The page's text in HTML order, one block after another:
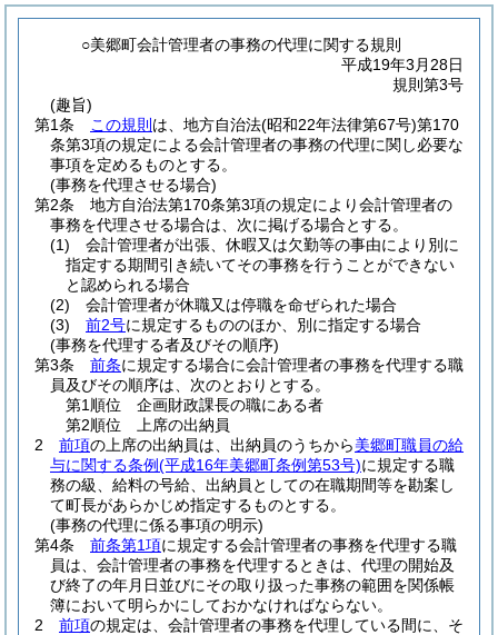
○美郷町会計管理者の事務の代理に関する規則
平成19年3月28日
規則第3号
(趣旨)
第1条
この規則 は、地方自治法(昭和22年法律第67号)第170
条第3項の規定による会計管理者の事務の代理に関し必要な
事項を定めるものとする。
(事務を代理させる場合)
第2条
地方自治法第170条第3項の規定により会計管理者の
事務を代理させる場合は、次に掲げる場合とする。
(1)
会計管理者が出張、休暇又は欠勤等の事由により別に
指定する期間引き続いてその事務を行うことができない
と認められる場合
(2)
会計管理者が休職又は停職を命ぜられた場合
(3)
前2号に規定するもののほか、別に指定する場合
(事務を代理する者及びその順序)
第3条
前条に規定する場合に会計管理者の事務を代理する職
員及びその順序は、次のとおりとする。
第1順位 企画財政課長の職にある者
第2順位 上席の出納員
2
前項の上席の出納員は、出納員のうちから美郷町職員の給
与に関する条例(平成16年美郷町条例第53号)に規定する職
務の級、給料の号給、出納員としての在職期間等を勘案し
て町長があらかじめ指定するものとする。
(事務の代理に係る事項の明示)
第4条
前条第1項に規定する会計管理者の事務を代理する職
員は、会計管理者の事務を代理するときは、代理の開始及
び終了の年月日並びにその取り扱った事務の範囲を関係帳
簿において明らかにしておかなければならない。
2
前項の規定は、会計管理者の事務を代理している間に、そ